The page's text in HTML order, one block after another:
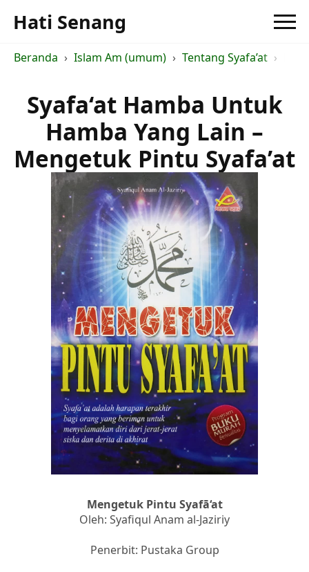
Hati Senang
Beranda Islam Am (umum) Tentang Syafa’at
Syafa‘at Hamba Untuk
Hamba Yang Lain –
Mengetuk Pintu Syafa’at
Mengetuk Pintu Syafā‘at
Oleh: Syafiqul Anam al-Jaziriy
Penerbit: Pustaka Group